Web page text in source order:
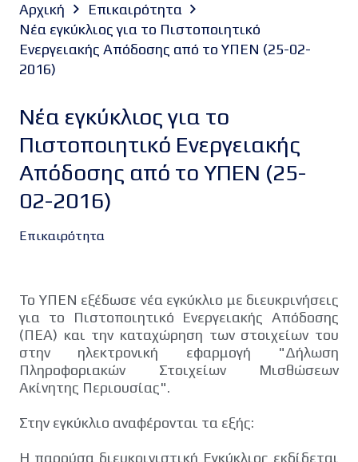
Αρχική
Επικαιρότητα
Νέα εγκύκλιος για το Πιστοποιητικό
Ενεργειακής Απόδοσης από το ΥΠΕΝ (25-02-
2016)
Νέα εγκύκλιος για το
Πιστοποιητικό Ενεργειακής
Απόδοσης από το ΥΠΕΝ (25-
02-2016)
Επικαιρότητα
Το ΥΠΕΝ εξέδωσε νέα εγκύκλιο με διευκρινήσεις
για το Πιστοποιητικό Ενεργειακής Απόδοσης
(ΠΕΑ) και την καταχώρηση των στοιχείων του
στην ηλεκτρονική εφαρμογή "Δήλωση
Πληροφοριακών Στοιχείων Μισθώσεων
Ακίνητης Περιουσίας".
Στην εγκύκλιο αναφέρονται τα εξής:
H παρούσα διευκρινιστική Εγκύκλιος εκδίδεται